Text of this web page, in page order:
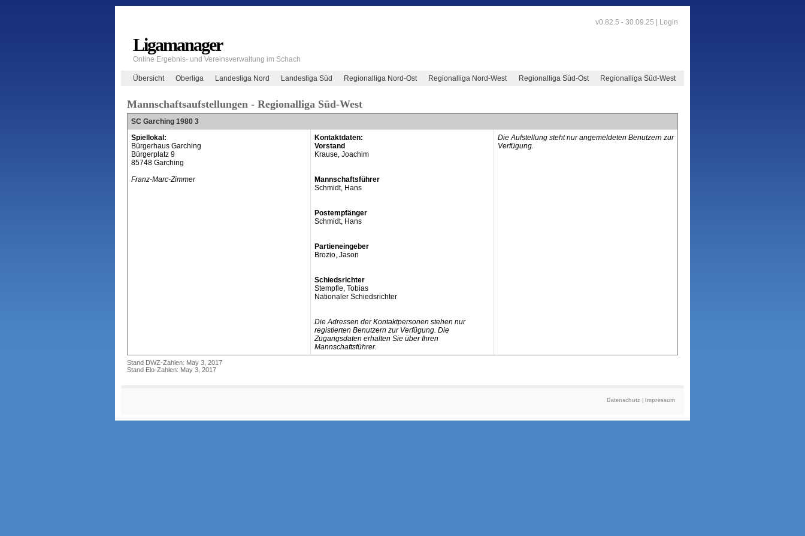
v0.82.5 - 30.09.25 | Login
Ligamanager
Online Ergebnis- und Vereinsverwaltung im Schach
Übersicht Oberliga Landesliga Nord Landesliga Süd Regionalliga Nord-Ost Regionalliga Nord-West Regionalliga Süd-Ost Regionalliga Süd-West
Mannschaftsaufstellungen - Regionalliga Süd-West
SC Garching 1980 3
Spiellokal:
Bürgerhaus Garching
Bürgerplatz 9
85748 Garching
Franz-Marc-Zimmer
Kontaktdaten:
Vorstand
Krause, Joachim
Mannschaftsführer
Schmidt, Hans
Postempfänger
Schmidt, Hans
Partieneingeber
Brozio, Jason
Schiedsrichter
Stempfle, Tobias
Nationaler Schiedsrichter
Die Adressen der Kontaktpersonen stehen nur
registierten Benutzern zur Verfügung. Die
Zugangsdaten erhalten Sie über Ihren
Mannschaftsführer.
Die Aufstellung steht nur angemeldeten Benutzern zur
Verfügung.
Stand DWZ-Zahlen: May 3, 2017
Stand Elo-Zahlen: May 3, 2017
Datenschutz Impressum